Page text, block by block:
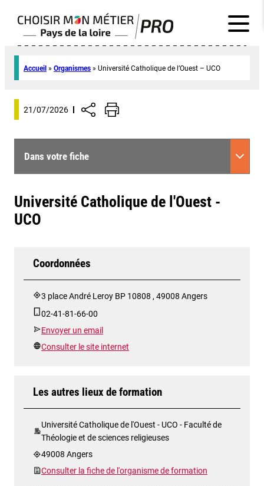
Accueil » Organismes » Université Catholique de l’Ouest – UCO
21/07/2026
Dans votre fiche
Université Catholique de l'Ouest -
UCO
Coordonnées
3 place André Leroy BP 10808 , 49008 Angers
02-41-81-66-00
Envoyer un email
Consulter le site internet
Les autres lieux de formation
Université Catholique de l'Ouest - UCO - Faculté de
Théologie et de sciences religieuses
49008 Angers
Consulter la fiche de l'organisme de formation